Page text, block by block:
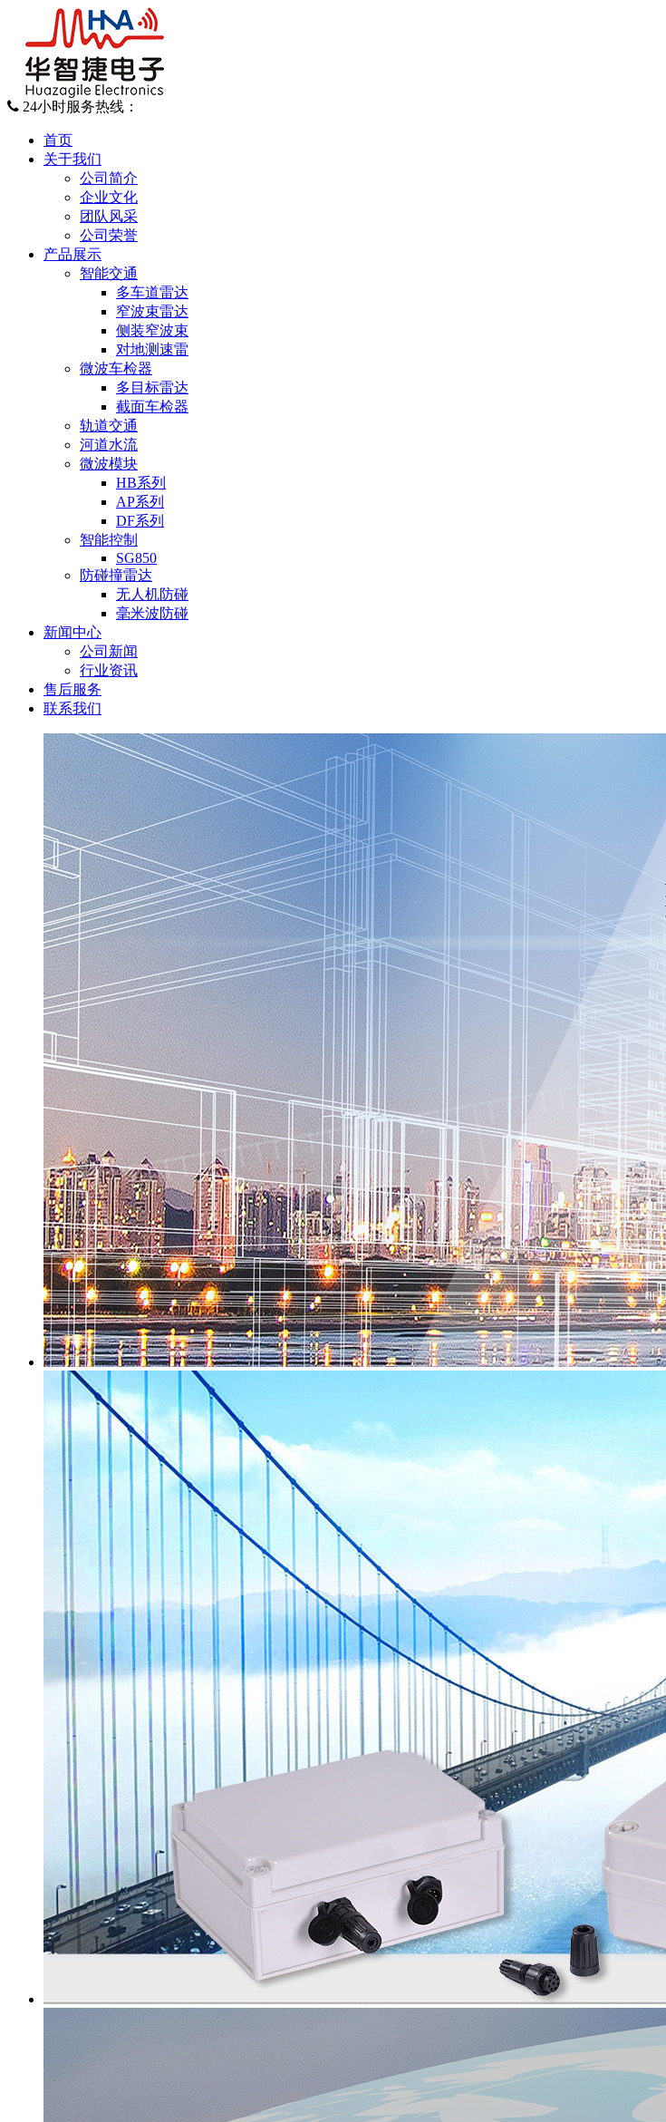
24小时服务热线：
首页
关于我们
公司简介
企业文化
团队风采
公司荣誉
产品展示
智能交通
多车道雷达
窄波束雷达
侧装窄波束
对地测速雷
微波车检器
多目标雷达
截面车检器
轨道交通
河道水流
微波模块
HB系列
AP系列
DF系列
智能控制
SG850
防碰撞雷达
无人机防碰
毫米波防碰
新闻中心
公司新闻
行业资讯
售后服务
联系我们